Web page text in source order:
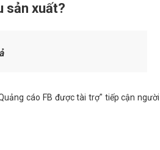
sản xuất?
cáo FB được tài trợ" tiếp cận người